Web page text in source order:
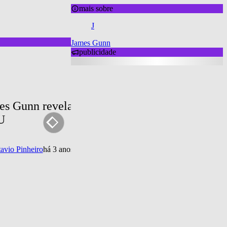
Gunn revela que tem planos para
Pinheirohá 3 anos
mais sobre
J
James Gunn
publicidade